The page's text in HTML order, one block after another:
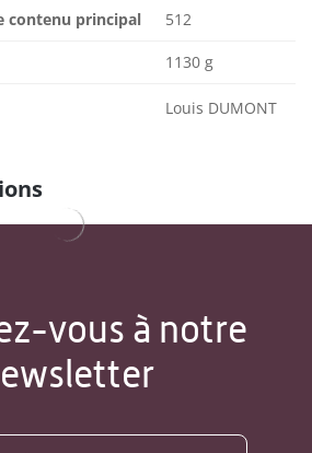
contenu principal 512
1130 g
Louis DUMONT
vous à notre